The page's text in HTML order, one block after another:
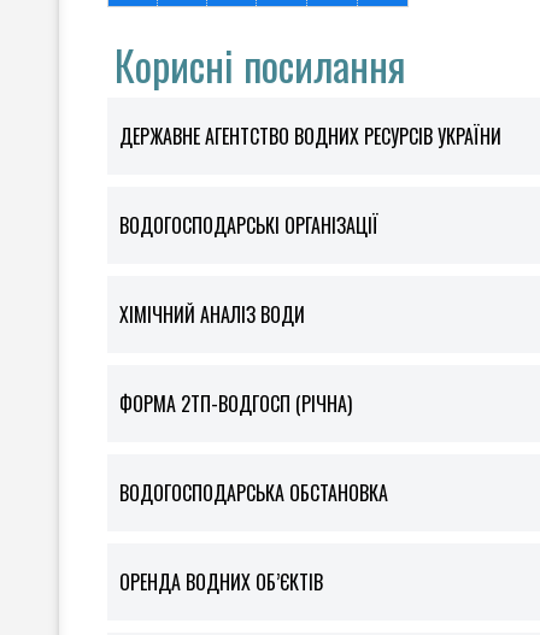
Корисні посилання
ДЕРЖАВНЕ АГЕНТСТВО ВОДНИХ РЕСУРСІВ УКРАЇНИ
ВОДОГОСПОДАРСЬКІ ОРГАНІЗАЦІЇ
ХІМІЧНИЙ АНАЛІЗ ВОДИ
ФOРМА 2ТП-ВОДГОСП (РІЧНА)
ВОДОГОСПОДАРСЬКА ОБСТАНОВКА
ОРЕНДА ВОДНИХ ОБ’ЄКТІВ